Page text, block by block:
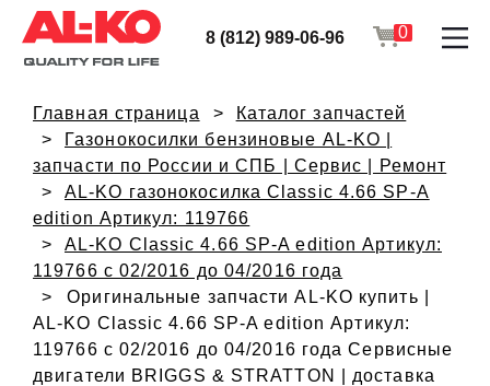
8 (812) 989-06-96 0
Главная страница
Каталог запчастей
Газонокосилки бензиновые AL-KO |
запчасти по России и СПБ | Сервис | Ремонт
AL-KO газонокосилка Classic 4.66 SP-A
edition Артикул: 119766
AL-KO Classic 4.66 SP-A edition Артикул:
119766 с 02/2016 до 04/2016 года
Оригинальные запчасти AL-KO купить |
AL-KO Classic 4.66 SP-A edition Артикул:
119766 с 02/2016 до 04/2016 года Сервисные
двигатели BRIGGS & STRATTON | доставка